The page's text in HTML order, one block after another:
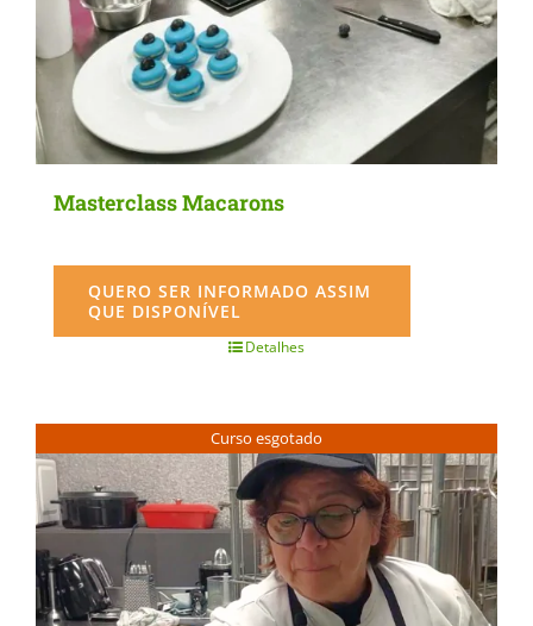
Masterclass Macarons
QUERO SER INFORMADO ASSIM
QUE DISPONÍVEL
Detalhes
Curso esgotado